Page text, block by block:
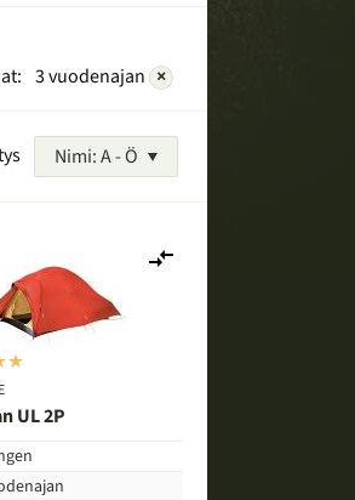
3 vuodenajan ×
Nimi: A - Ö
UL 2P